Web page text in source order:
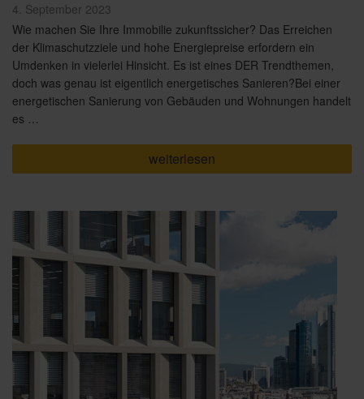
Veröffentlicht
am
4. September 2023
Wie machen Sie Ihre Immobilie zukunftssicher? Das Erreichen
der Klimaschutzziele und hohe Energiepreise erfordern ein
Umdenken in vielerlei Hinsicht. Es ist eines DER Trendthemen,
doch was genau ist eigentlich energetisches Sanieren?Bei einer
energetischen Sanierung von Gebäuden und Wohnungen handelt
es …
„Trendthema
energetische
weiterlesen